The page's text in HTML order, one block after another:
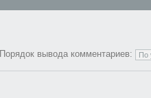
Порядок вывода комментариев: